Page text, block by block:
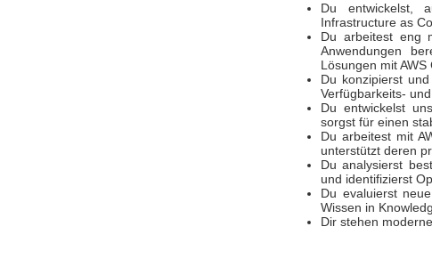
Du entwickelst,
Infrastructure as
Du arbeitest eng
Anwendungen
Lösungen mit AWS
Du konzipierst
Verfügbarkeits-
Du entwickelst
sorgst für einen
Du arbeitest mit
unterstützt deren
Du analysierst
und identifizierst
Du evaluierst
Wissen in
Dir stehen